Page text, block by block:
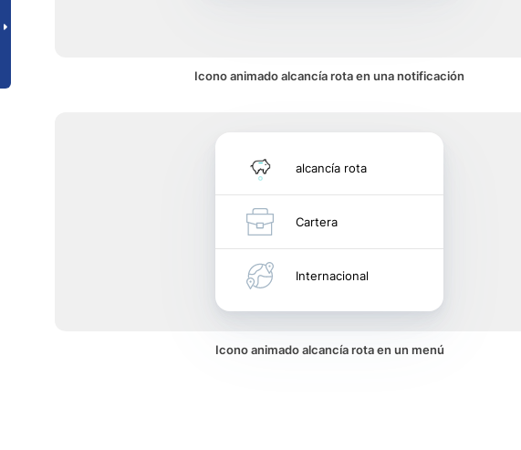
Icono animado alcancía rota en una notificación
alcancía rota
Cartera
Internacional
Icono animado alcancía rota en un menú